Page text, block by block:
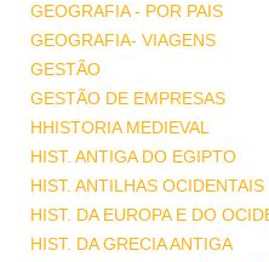
GEOGRAFIA - POR PAIS
GEOGRAFIA- VIAGENS
GESTÃO
GESTÃO DE EMPRESAS
HHISTORIA MEDIEVAL
HIST. ANTIGA DO EGIPTO
HIST. ANTILHAS OCIDENTAIS
HIST. DA EUROPA E DO
HIST. DA GRECIA ANTIGA